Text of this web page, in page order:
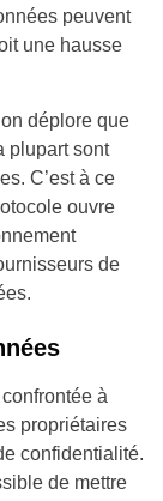
peuvent
une hausse
déplore que
plupart sont
C’est à ce
ouvre
de
à
propriétaires
confidentialité.
de mettre